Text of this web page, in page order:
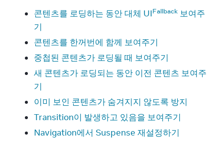
콘텐츠를 로딩하는 동안 대체 UIFallback 보여주
기
콘텐츠를 한꺼번에 함께 보여주기
중첩된 콘텐츠가 로딩될 때 보여주기
새 콘텐츠가 로딩되는 동안 이전 콘텐츠 보여주
기
이미 보인 콘텐츠가 숨겨지지 않도록 방지
Transition이 발생하고 있음을 보여주기
Navigation에서 Suspense 재설정하기